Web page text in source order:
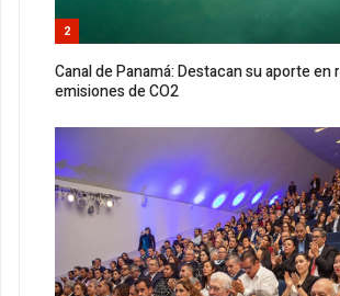
2
Canal de Panamá: Destacan su aporte
emisiones de CO2